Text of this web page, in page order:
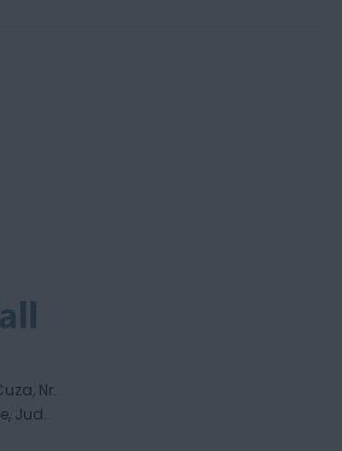
Nr.
Jud.